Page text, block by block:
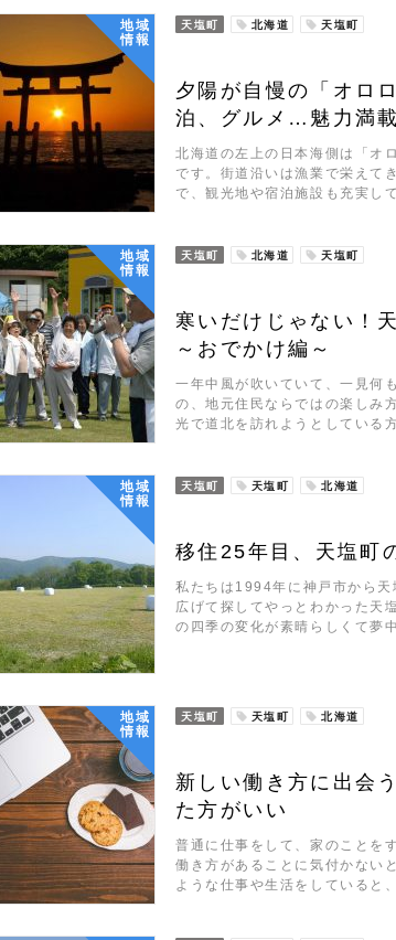
地域
情報
天塩町 北海道 天塩町
夕陽が自慢の「オロ
泊、グルメ…魅力満載
北海道の左上の日本海側は「オ
です。街道沿いは漁業で栄えて
で、観光地や宿泊施設も充実し
地域
情報
天塩町 北海道 天塩町
寒いだけじゃない！
～おでかけ編～
一年中風が吹いていて、一見何
の、地元住民ならではの楽しみ
光で道北を訪れようとしている
地域
情報
天塩町 天塩町 北海道
移住25年目、天塩町
私たちは1994年に神戸市から
広げて探してやっとわかった天
の四季の変化が素晴らしくて夢
地域
情報
天塩町 天塩町 北海道
新しい働き方に出会
た方がいい
普通に仕事をして、家のことを
働き方があることに気付かない
ような仕事や生活をしていると